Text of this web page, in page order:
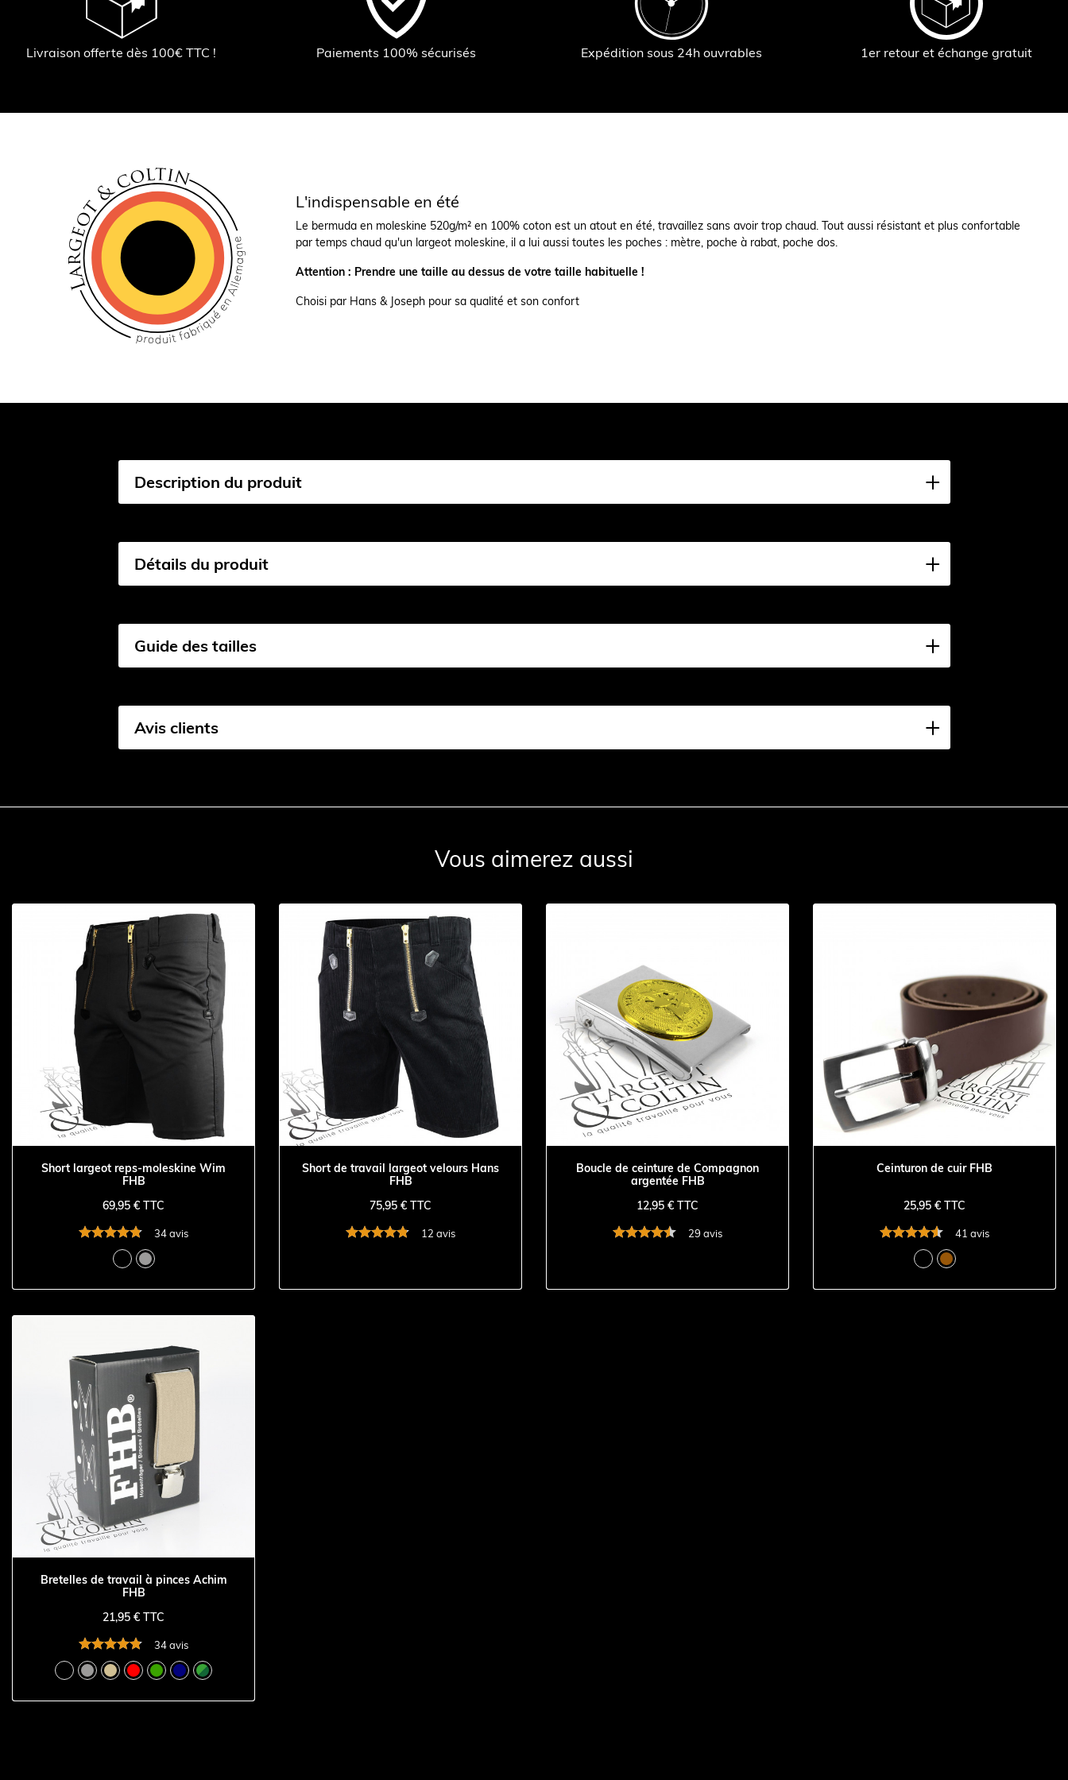
Livraison offerte dès 100€ TTC ! Paiements 100% sécurisés Expédition sous 24h ouvrables 1er retour et échange gratuit
L'indispensable en été
Le bermuda en moleskine 520g/m² en 100% coton est un atout en été, travaillez sans avoir trop chaud. Tout aussi résistant et plus confortable
par temps chaud qu'un largeot moleskine, il a lui aussi toutes les poches : mètre, poche à rabat, poche dos.
Attention : Prendre une taille au dessus de votre taille habituelle !
Choisi par Hans & Joseph pour sa qualité et son confort
Description du produit
Détails du produit
Guide des tailles
Avis clients
Vous aimerez aussi
Short largeot reps-moleskine Wim
FHB
69,95 € TTC
34 avis
Short de travail largeot velours Hans
FHB
75,95 € TTC
12 avis
Boucle de ceinture de Compagnon
argentée FHB
12,95 € TTC
29 avis
Ceinturon de cuir FHB
25,95 € TTC
41 avis
Bretelles de travail à pinces Achim
FHB
21,95 € TTC
34 avis